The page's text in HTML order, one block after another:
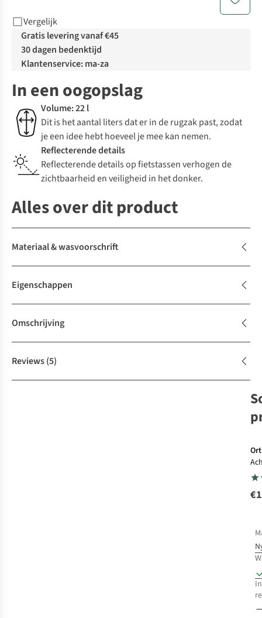
Vergelijk
Gratis levering vanaf €45
30 dagen bedenktijd
Klantenservice: ma-za
In een oogopslag
Volume: 22 l
Dit is het aantal liters dat er in de rugzak past, zodat
je een idee hebt hoeveel je mee kan nemen.
Reflecterende details
Reflecterende details op fietstassen verhogen de
zichtbaarheid en veiligheid in het donker.
Alles over dit product
Materiaal & wasvoorschrift
Eigenschappen
Omschrijving
Reviews(5)